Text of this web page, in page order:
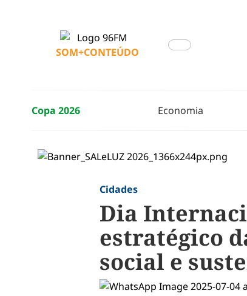
SOM+CONTEÚDO
Copa 2026 Economia
Cidades
Dia
estratégico
social e